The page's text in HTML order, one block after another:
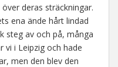
deras sträckningar.
ena ände hårt lindad
steg av och på, många
vi i Leipzig och hade
men den blev den